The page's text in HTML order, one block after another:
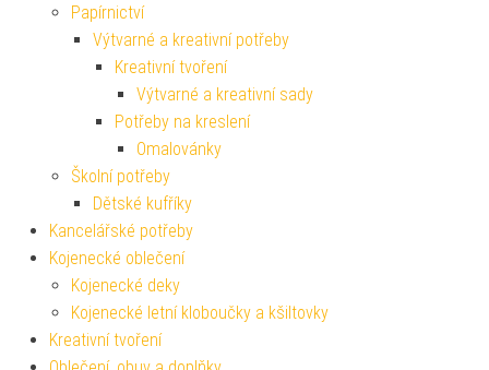
Papírnictví
Výtvarné a kreativní potřeby
Kreativní tvoření
Výtvarné a kreativní sady
Potřeby na kreslení
Omalovánky
Školní potřeby
Dětské kufříky
Kancelářské potřeby
Kojenecké oblečení
Kojenecké deky
Kojenecké letní kloboučky a kšiltovky
Kreativní tvoření